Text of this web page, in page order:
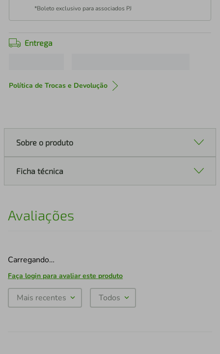
*Boleto exclusivo para associados PJ
Entrega
Política de Trocas e Devolução
Sobre o produto
Ficha técnica
Avaliações
Carregando…
Faça login para avaliar este produto
Mais recentes Todos